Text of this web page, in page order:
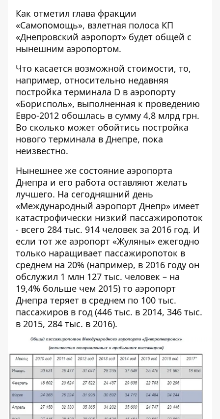
Как отметил глава фракции
«Самопомощь», взлетная полоса КП
«Днепровский аэропорт» будет общей с
нынешним аэропортом.
Что касается возможной стоимости, то,
например, относительно недавняя
постройка терминала D в аэропорту
«Борисполь», выполненная к проведению
Евро-2012 обошлась в сумму 4,8 млрд грн.
Во сколько может обойтись постройка
нового терминала в Днепре, пока
неизвестно.
Нынешнее же состояние аэропорта
Днепра и его работа оставляют желать
лучшего. На сегодняшний день
«Международный аэропорт Днепр» имеет
катастрофически низкий пассажиропоток
- всего 284 тыс. 914 человек за 2016 год. И
если тот же аэропорт «Жуляны» ежегодно
только наращивает пассажиропоток в
среднем на 20% (например, в 2016 году он
обслужил 1 млн 127 тыс. человек – на
19,4% больше чем 2015) то аэропорт
Днепра теряет в среднем по 100 тыс.
пассажиров в год (446 тыс. в 2014, 346 тыс.
в 2015, 284 тыс. в 2016).